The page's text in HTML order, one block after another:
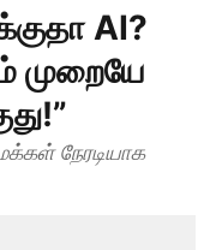
AI?
முறையே
நேரடியாக